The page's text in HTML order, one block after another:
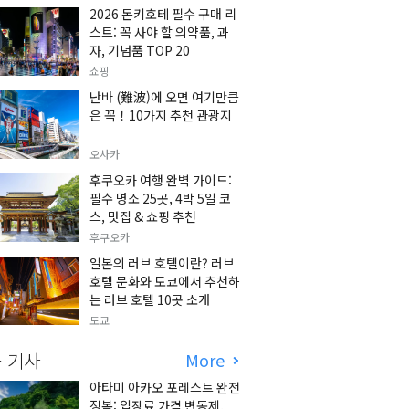
2026 돈키호테 필수 구매 리
스트: 꼭 사야 할 의약품, 과
자, 기념품 TOP 20
쇼핑
난바 (難波)에 오면 여기만큼
은 꼭！10가지 추천 관광지
오사카
후쿠오카 여행 완벽 가이드:
필수 명소 25곳, 4박 5일 코
스, 맛집 & 쇼핑 추천
후쿠오카
일본의 러브 호텔이란? 러브
호텔 문화와 도쿄에서 추천하
는 러브 호텔 10곳 소개
도쿄
기사 More
아타미 아카오 포레스트 완전
정복: 입장료 가격 변동제,